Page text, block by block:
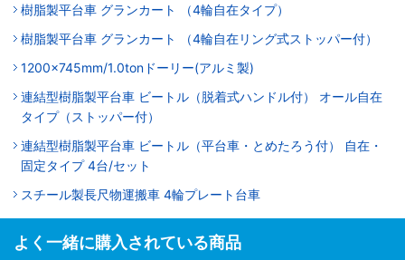
樹脂製平台車 グランカート （4輪自在タイプ）
樹脂製平台車 グランカート （4輪自在リング式ストッパー付）
1200x745mm/1.0tonドーリー(アルミ製)
連結型樹脂製平台車 ビートル（脱着式ハンドル付） オール自在
タイプ（ストッパー付）
連結型樹脂製平台車 ビートル（平台車・とめたろう付） 自在・
固定タイプ 4台/セット
スチール製長尺物運搬車 4輪プレート台車
よく一緒に購入されている商品